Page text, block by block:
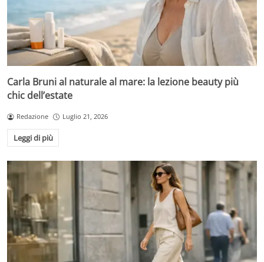
Carla Bruni al naturale al mare: la lezione beauty più
chic dell’estate
Redazione Luglio 21, 2026
Leggi di più